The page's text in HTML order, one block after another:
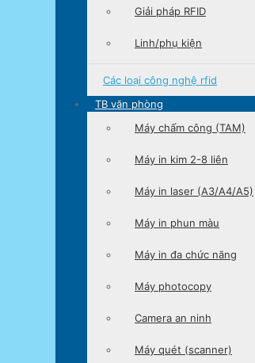
Giải pháp RFID
Linh/phụ kiện
Các loại công nghệ rfid
TB văn phòng
Máy chấm công (TAM)
Máy in kim 2-8 liên
Máy in laser (A3/A4/A5)
Máy in phun màu
Máy in đa chức năng
Máy photocopy
Camera an ninh
Máy quét (scanner)